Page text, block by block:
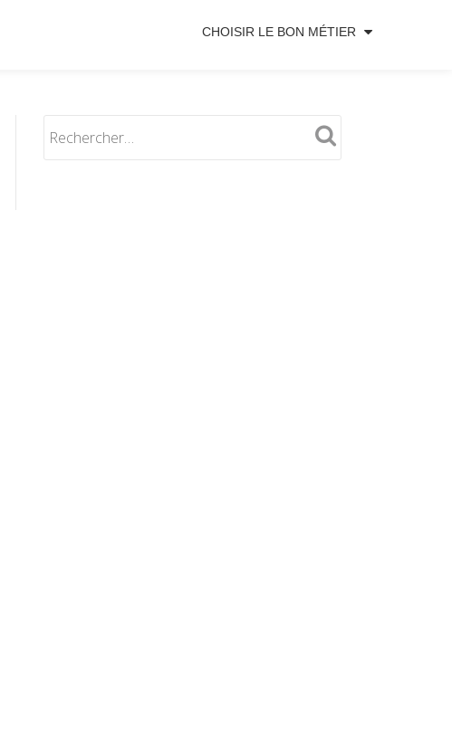
CHOISIR LE BON MÉTIER